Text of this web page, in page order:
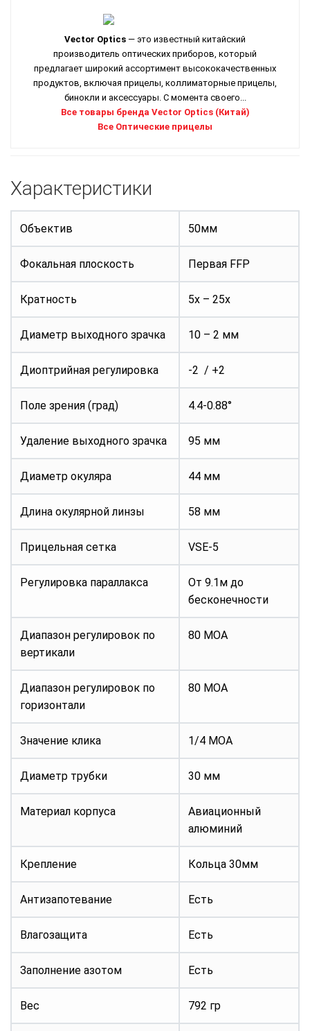
Vector Optics — это известный китайский
производитель оптических приборов, который
предлагает широкий ассортимент высококачественных
продуктов, включая прицелы, коллиматорные прицелы,
бинокли и аксессуары. С момента своего...
Все товары бренда Vector Optics (Китай)
Все Оптические прицелы
Характеристики
Объектив 50мм
Фокальная плоскость Первая FFP
Кратность 5x – 25x
Диаметр выходного зрачка 10 – 2 мм
Диоптрийная регулировка -2 / +2
Поле зрения (град) 4.4-0.88°
Удаление выходного зрачка 95 мм
Диаметр окуляра 44 мм
Длина окулярной линзы 58 мм
Прицельная сетка VSE-5
Регулировка параллакса
От 9.1м до
бесконечности
Диапазон регулировок по
вертикали
80 MOA
Диапазон регулировок по
горизонтали
80 MOA
Значение клика 1/4 MOA
Диаметр трубки 30 мм
Материал корпуса
Авиационный
алюминий
Крепление Кольца 30мм
Антизапотевание Есть
Влагозащита Есть
Заполнение азотом Есть
Вес 792 гр